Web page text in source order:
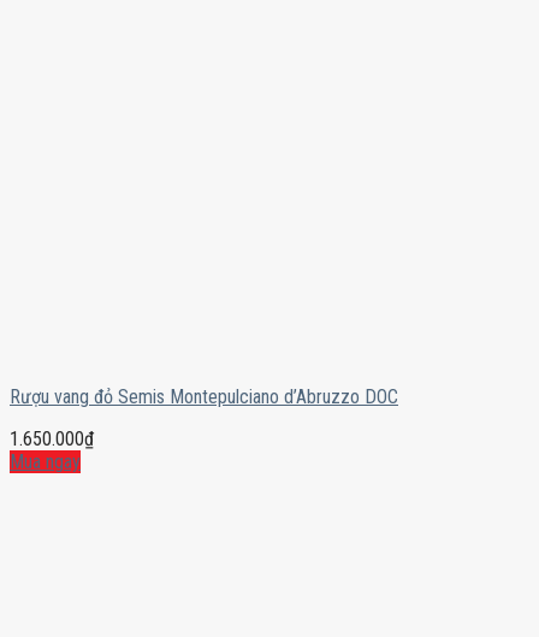
Rượu vang đỏ Semis Montepulciano d’Abruzzo DOC
1.650.000₫
Mua ngay